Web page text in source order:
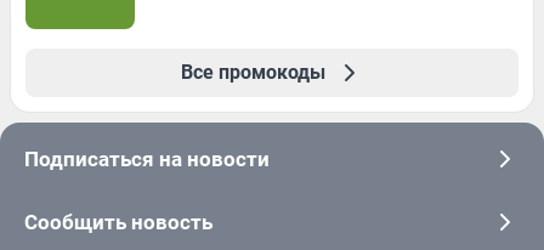
Все промокоды
Подписаться на новости
Сообщить новость